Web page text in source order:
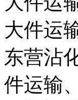
大件运
东营沾
件运输